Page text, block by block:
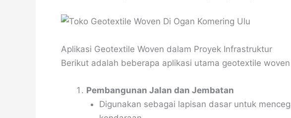
Aplikasi Geotextile Woven dalam Proyek Infrastruktur
Berikut adalah beberapa aplikasi utama geotextile
Pembangunan Jalan dan Jembatan
Digunakan sebagai lapisan dasar untuk